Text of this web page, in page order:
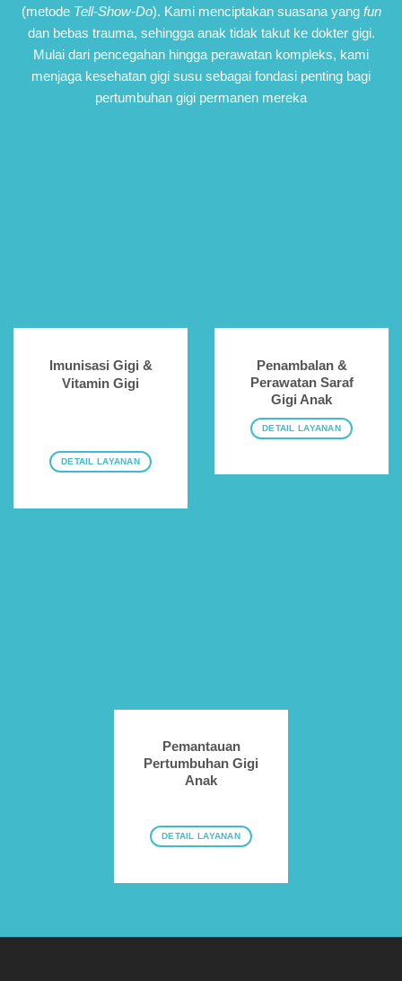
(metode Tell-Show-Do). Kami menciptakan suasana yang fun
dan bebas trauma, sehingga anak tidak takut ke dokter gigi.
Mulai dari pencegahan hingga perawatan kompleks, kami
menjaga kesehatan gigi susu sebagai fondasi penting bagi
pertumbuhan gigi permanen mereka
Imunisasi Gigi &
Vitamin Gigi
DETAIL LAYANAN
Penambalan &
Perawatan Saraf
Gigi Anak
DETAIL LAYANAN
Pemantauan
Pertumbuhan Gigi
Anak
DETAIL LAYANAN